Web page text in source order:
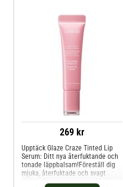
269 kr
Upptäck Glaze Craze Tinted Lip
Serum: Ditt nya återfuktande och
tonade läppbalsam!Föreställ dig
mjuka, återfuktade och svagt